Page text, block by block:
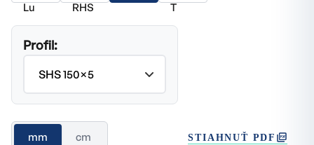
Profil:
mm cm STIAHNUŤ PDF